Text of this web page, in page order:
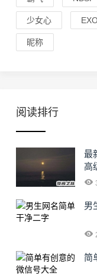
少女心
昵称
阅读排行
最
高
男
简